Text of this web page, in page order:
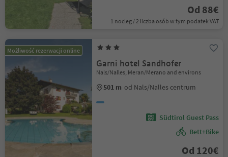
Od 88€
1 nocleg / 2 liczba osób w tym podatek VAT
Możliwość rezerwacji online
Garni hotel Sandhofer
Nals/Nalles, Meran/Merano and environs
501 m od Nals/Nalles centrum
Südtirol Guest Pass
Bett+Bike
Od 120€